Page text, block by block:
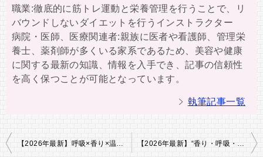
職業:徹底的に筋トレ運動と栄養管理を行うことで、リ
バウンドしないダイエットを行うインストラクター
病院・医師、医療関連者:親族に医者や看護師、管理栄
養士、薬剤師が多くいる家系であるため、美容や健康
に関する最新の知識、情報を入手でき、記事の信頼性
を高く保つことが可能となっています。
執筆記事一覧
投
【2026年最新】呼吸×香り×温度で代謝を上げる！脂肪燃焼スイッチを入れる最新ダイエット完全ガイド｜運動不要・朝夜3分で痩せ体質へ 【2026年最新】“香り・呼吸・光”で痩せる！感覚統合ダイエット完全ガイド｜代謝と自律神経を整える三位一体の痩身習慣とは？